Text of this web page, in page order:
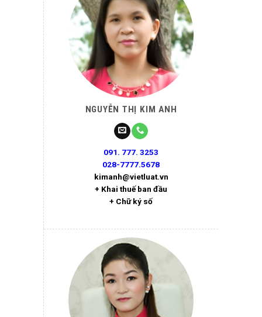
NGUYỄN THỊ KIM ANH
091. 777. 3253
028-7777.5678
kimanh@vietluat.vn
+ Khai thuế ban đầu
+ Chữ ký số